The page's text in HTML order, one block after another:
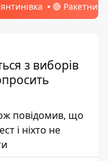
🔴 Ракетний
з виборів
повідомив, що
і ніхто не